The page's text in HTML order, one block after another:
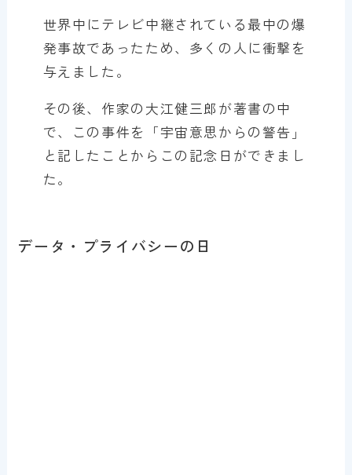
世界中にテレビ中継されている最中の爆
発事故であったため、多くの人に衝撃を
与えました。
その後、作家の大江健三郎が著書の中
で、この事件を「宇宙意思からの警告」
と記したことからこの記念日ができまし
た。
データ・プライバシーの日